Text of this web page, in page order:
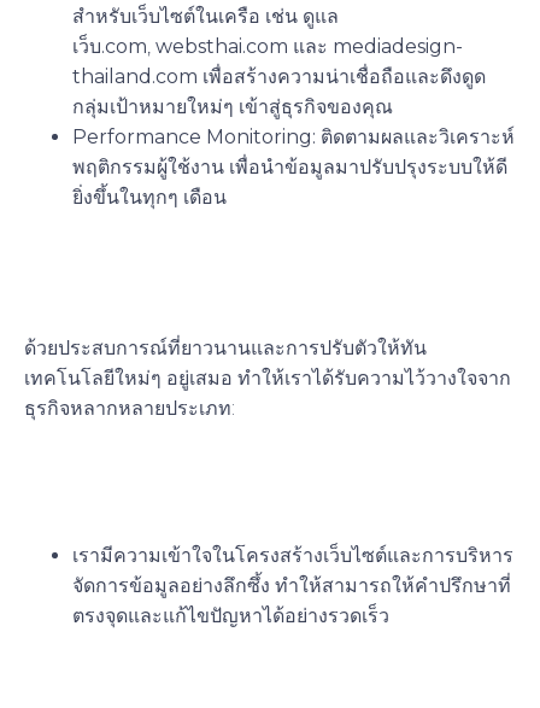
สำหรับเว็บไซต์ในเครือ เช่น ดูแล
เว็บ.com, websthai.com และ mediadesign-
thailand.com เพื่อสร้างความน่าเชื่อถือและดึงดูด
กลุ่มเป้าหมายใหม่ๆ เข้าสู่ธุรกิจของคุณ
Performance Monitoring: ติดตามผลและวิเคราะห์
พฤติกรรมผู้ใช้งาน เพื่อนำข้อมูลมาปรับปรุงระบบให้ดี
ยิ่งขึ้นในทุกๆ เดือน
ด้วยประสบการณ์ที่ยาวนานและการปรับตัวให้ทัน
เทคโนโลยีใหม่ๆ อยู่เสมอ ทำให้เราได้รับความไว้วางใจจาก
ธุรกิจหลากหลายประเภท:
เรามีความเข้าใจในโครงสร้างเว็บไซต์และการบริหาร
จัดการข้อมูลอย่างลึกซึ้ง ทำให้สามารถให้คำปรึกษาที่
ตรงจุดและแก้ไขปัญหาได้อย่างรวดเร็ว